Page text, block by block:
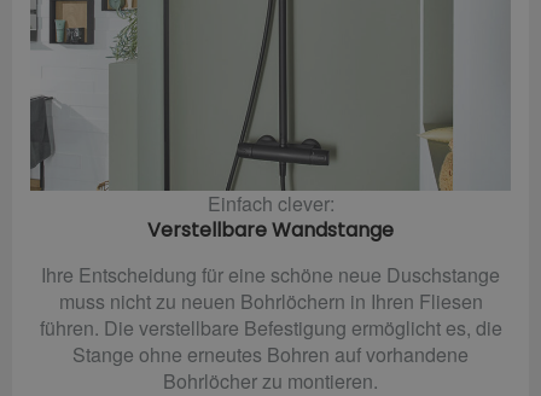
Einfach clever:
Verstellbare Wandstange
Ihre Entscheidung für eine schöne neue Duschstange
muss nicht zu neuen Bohrlöchern in Ihren Fliesen
führen. Die verstellbare Befestigung ermöglicht es, die
Stange ohne erneutes Bohren auf vorhandene
Bohrlöcher zu montieren.